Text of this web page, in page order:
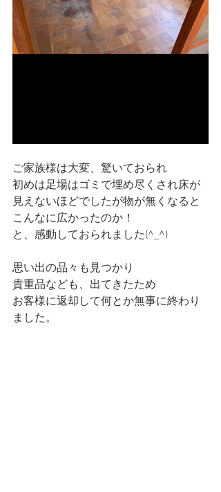
ご家族様は大変、驚いておられ
初めは足場はゴミで埋め尽くされ床が
見えないほどでしたが物が無くなると
こんなに広かったのか！
と、感動しておられました(^_^)
思い出の品々も見つかり
貴重品なども、出てきたため
お客様に返却して何とか無事に終わり
ました。